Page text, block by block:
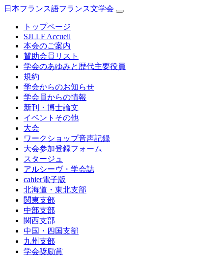
日本フランス語フランス文学会
トップページ
SJLLF Accueil
本会のご案内
賛助会員リスト
学会のあゆみと歴代主要役員
規約
学会からのお知らせ
学会員からの情報
新刊・博士論文
イベントその他
大会
ワークショップ音声記録
大会参加登録フォーム
スタージュ
アルシーヴ・学会誌
cahier電子版
北海道・東北支部
関東支部
中部支部
関西支部
中国・四国支部
九州支部
学会奨励賞